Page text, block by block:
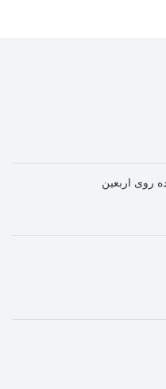
روی اربعین